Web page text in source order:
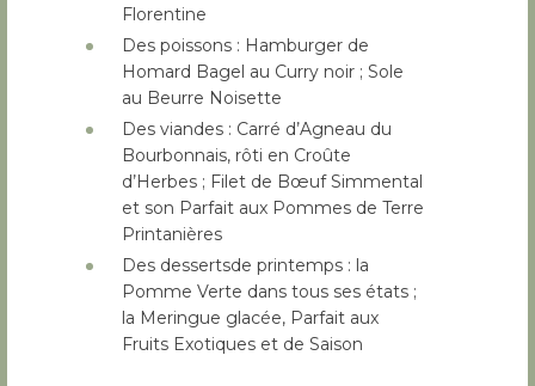
Florentine
Des poissons : Hamburger de
Homard Bagel au Curry noir ; Sole
au Beurre Noisette
Des viandes : Carré d’Agneau du
Bourbonnais, rôti en Croûte
d’Herbes ; Filet de Bœuf Simmental
et son Parfait aux Pommes de Terre
Printanières
Des dessertsde printemps : la
Pomme Verte dans tous ses états ;
la Meringue glacée, Parfait aux
Fruits Exotiques et de Saison